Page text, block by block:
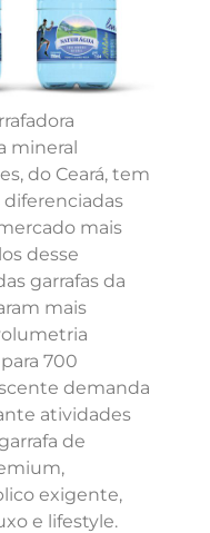
mineral
do Ceará, tem
mais
desse
garrafas da
mais
700
demanda
atividades
de
exigente,
e lifestyle.